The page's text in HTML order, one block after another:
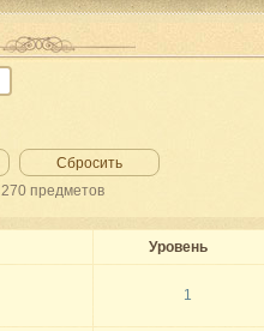
Сбросить
270предметов
Уровень
1